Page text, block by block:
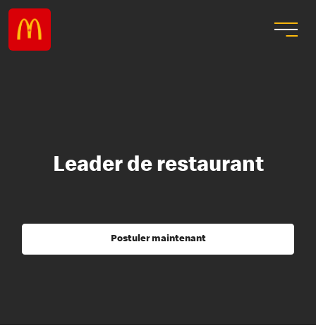
Leader de restaurant
Postuler maintenant